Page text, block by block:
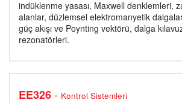
indüklenme yasası, Maxwell denklemleri,
alanlar, düzlemsel elektromanyetik
güç akışı ve Poynting vektörü, dalga
rezonatörleri.
EE326- Kontrol Sistemleri